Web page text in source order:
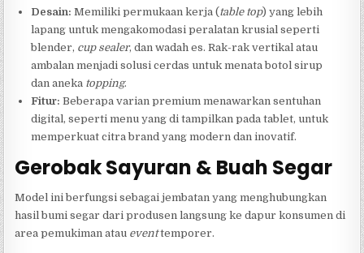
Desain: Memiliki permukaan kerja (table top) yang lebih
lapang untuk mengakomodasi peralatan krusial seperti
blender, cup sealer, dan wadah es. Rak-rak vertikal atau
ambalan menjadi solusi cerdas untuk menata botol sirup
dan aneka topping.
Fitur: Beberapa varian premium menawarkan sentuhan
digital, seperti menu yang di tampilkan pada tablet, untuk
memperkuat citra brand yang modern dan inovatif.
Gerobak Sayuran & Buah Segar
Model ini berfungsi sebagai jembatan yang menghubungkan
hasil bumi segar dari produsen langsung ke dapur konsumen di
area pemukiman atau eventtemporer.